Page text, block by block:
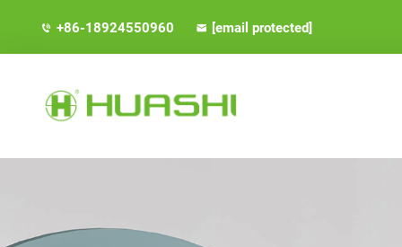
+86-18924550960 [email protected]